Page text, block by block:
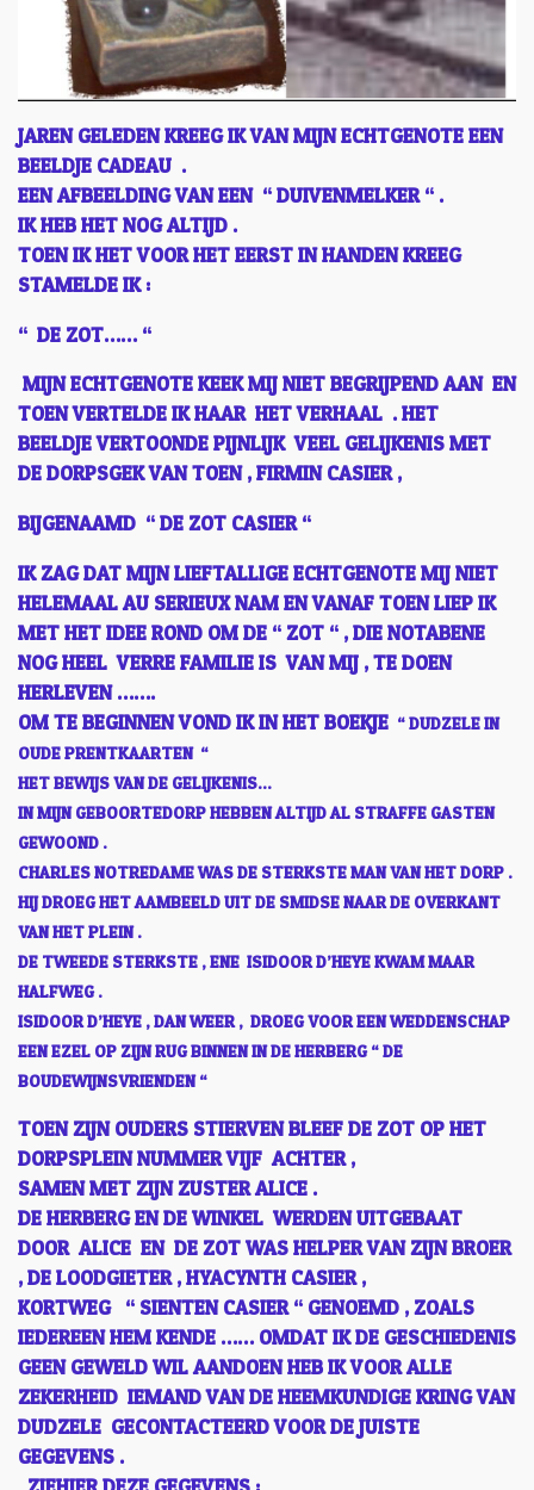
JAREN GELEDEN KREEG IK VAN MIJN ECHTGENOTE EEN
BEELDJE CADEAU .
EEN AFBEELDING VAN EEN “ DUIVENMELKER “ .
IK HEB HET NOG ALTIJD .
TOEN IK HET VOOR HET EERST IN HANDEN KREEG
STAMELDE IK :
“ DE ZOT…… “
MIJN ECHTGENOTE KEEK MIJ NIET BEGRIJPEND AAN EN
TOEN VERTELDE IK HAAR HET VERHAAL . HET
BEELDJE VERTOONDE PIJNLIJK VEEL GELIJKENIS MET
DE DORPSGEK VAN TOEN , FIRMIN CASIER ,
BIJGENAAMD “ DE ZOT CASIER “
IK ZAG DAT MIJN LIEFTALLIGE ECHTGENOTE MIJ NIET
HELEMAAL AU SERIEUX NAM EN VANAF TOEN LIEP IK
MET HET IDEE ROND OM DE “ ZOT “ , DIE NOTABENE
NOG HEEL VERRE FAMILIE IS VAN MIJ , TE DOEN
HERLEVEN …….
OM TE BEGINNEN VOND IK IN HET BOEKJE “ DUDZELE IN
OUDE PRENTKAARTEN “
HET BEWIJS VAN DE GELIJKENIS…
IN MIJN GEBOORTEDORP HEBBEN ALTIJD AL STRAFFE GASTEN
GEWOOND .
CHARLES NOTREDAME WAS DE STERKSTE MAN VAN HET DORP .
HIJ DROEG HET AAMBEELD UIT DE SMIDSE NAAR DE OVERKANT
VAN HET PLEIN .
DE TWEEDE STERKSTE , ENE ISIDOOR D’HEYE KWAM MAAR
HALFWEG .
ISIDOOR D’HEYE , DAN WEER , DROEG VOOR EEN WEDDENSCHAP
EEN EZEL OP ZIJN RUG BINNEN IN DE HERBERG “ DE
BOUDEWIJNSVRIENDEN “
TOEN ZIJN OUDERS STIERVEN BLEEF DE ZOT OP HET
DORPSPLEIN NUMMER VIJF ACHTER ,
SAMEN MET ZIJN ZUSTER ALICE .
DE HERBERG EN DE WINKEL WERDEN UITGEBAAT
DOOR ALICE EN DE ZOT WAS HELPER VAN ZIJN BROER
, DE LOODGIETER , HYACYNTH CASIER ,
KORTWEG “ SIENTEN CASIER “ GENOEMD , ZOALS
IEDEREEN HEM KENDE …… OMDAT IK DE GESCHIEDENIS
GEEN GEWELD WIL AANDOEN HEB IK VOOR ALLE
ZEKERHEID IEMAND VAN DE HEEMKUNDIGE KRING VAN
DUDZELE GECONTACTEERD VOOR DE JUISTE
GEGEVENS .